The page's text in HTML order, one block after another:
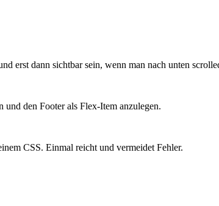
erst dann sichtbar sein, wenn man nach unten
den Footer als Flex-Item anzulegen.
CSS. Einmal reicht und vermeidet Fehler.